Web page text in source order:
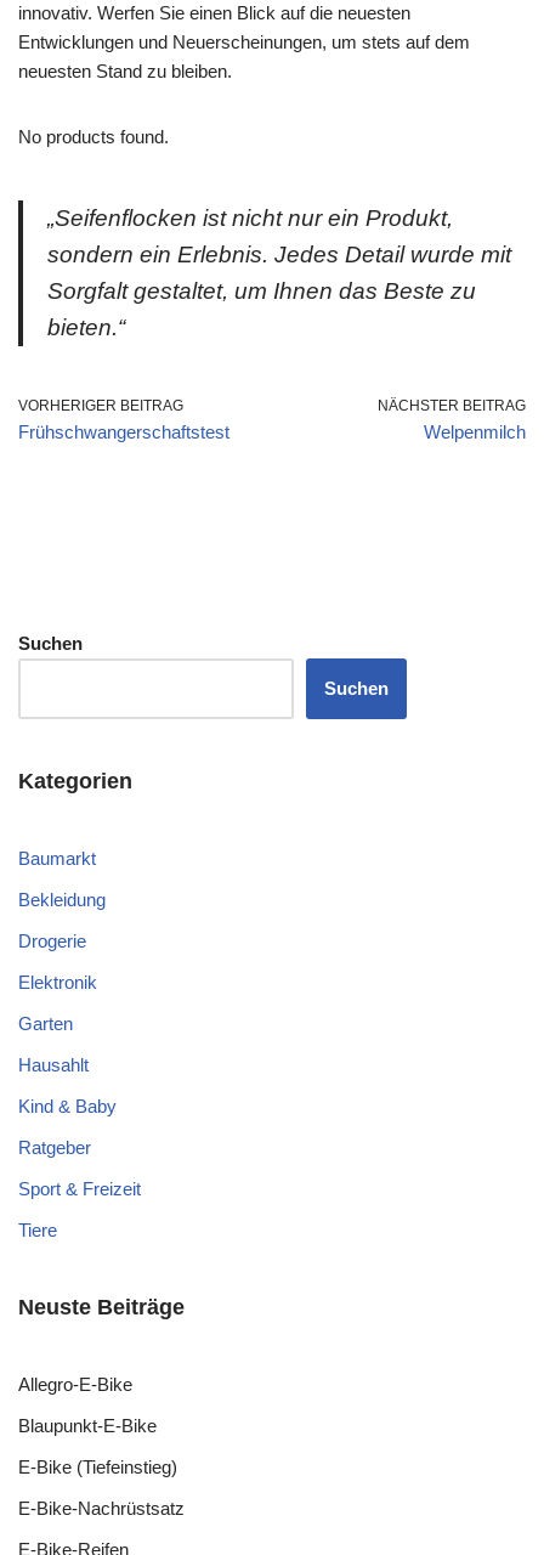
innovativ. Werfen Sie einen Blick auf die neuesten
Entwicklungen und Neuerscheinungen, um stets auf dem
neuesten Stand zu bleiben.
No products found.
„Seifenflocken ist nicht nur ein Produkt,
sondern ein Erlebnis. Jedes Detail wurde mit
Sorgfalt gestaltet, um Ihnen das Beste zu
bieten.“
VORHERIGER BEITRAG
Frühschwangerschaftstest
NÄCHSTER BEITRAG
Welpenmilch
Suchen
Suchen
Kategorien
Baumarkt
Bekleidung
Drogerie
Elektronik
Garten
Hausahlt
Kind & Baby
Ratgeber
Sport & Freizeit
Tiere
Neuste Beiträge
Allegro-E-Bike
Blaupunkt-E-Bike
E-Bike (Tiefeinstieg)
E-Bike-Nachrüstsatz
E-Bike-Reifen